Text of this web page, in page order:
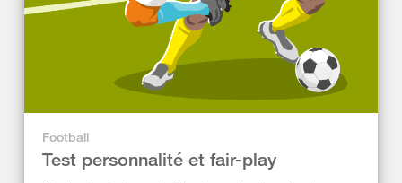
Football
Test personnalité et fair-play